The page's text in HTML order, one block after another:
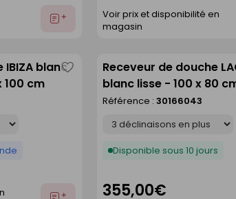
Ajouter
Voir prix et disponibilité en
magasin
IBIZA blanc
100 cm
Enregistrer
comme
Receveur de douche
blanc lisse - 100 x 80
Référence : 30166043
Disponible sous 10 jours
355,00€